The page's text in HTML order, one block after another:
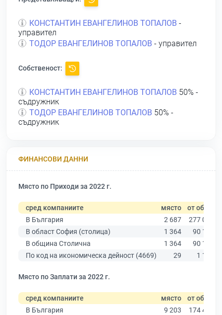
КОНСТАНТИН ЕВАНГЕЛИНОВ ТОПАЛОВ -
управител
ТОДОР ЕВАНГЕЛИНОВ ТОПАЛОВ - управител
Собственост:
КОНСТАНТИН ЕВАНГЕЛИНОВ ТОПАЛОВ 50% -
съдружник
ТОДОР ЕВАНГЕЛИНОВ ТОПАЛОВ 50% -
съдружник
ФИНАНСОВИ ДАННИ
Място по Приходи за 2022 г.
сред компаниите място от общо
В България
2 687
277 019
В област София (столица)
1 364
90 178
В община Столична
1 364
90 178
По код на икономическа дейност (4669)
29 1 133
Място по Заплати за 2022 г.
сред компаниите място от общо
В България
9 203 174 403